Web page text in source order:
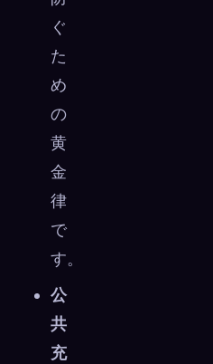
ぐ
た
め
の
黄
金
律
で
す。
公
共
充